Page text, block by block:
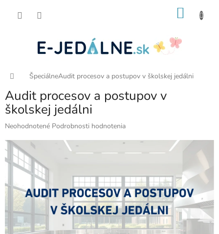
Domov
ŠpeciálneAudit procesov a postupov v školskej jedálni
Audit procesov a postupov v
školskej jedálni
Priemerné
produktu
je
0,0
5
hviezdičiek.
Neohodnotené Podrobnosti hodnotenia